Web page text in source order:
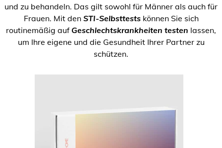
und zu behandeln. Das gilt sowohl für Männer als auch für
Frauen. Mit den STI-Selbsttestskönnen Sie sich
routinemäßig auf Geschlechtskrankheiten testen lassen,
um Ihre eigene und die Gesundheit Ihrer Partner zu
schützen.